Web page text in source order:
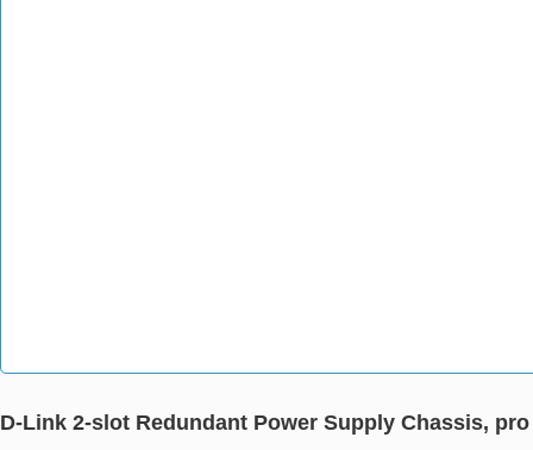
D-Link 2-slot Redundant Power Supply Chassis, pro